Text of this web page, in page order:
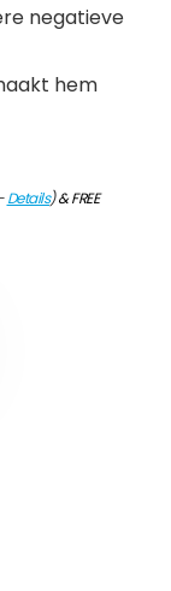
negatieve
hem
Details)&FREE